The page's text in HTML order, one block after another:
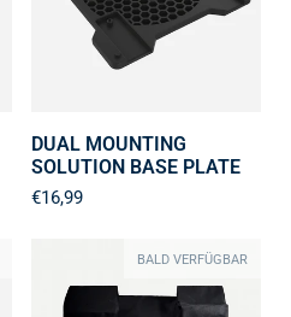
DUAL MOUNTING
SOLUTION BASE PLATE
€16,99
BALD VERFÜGBAR